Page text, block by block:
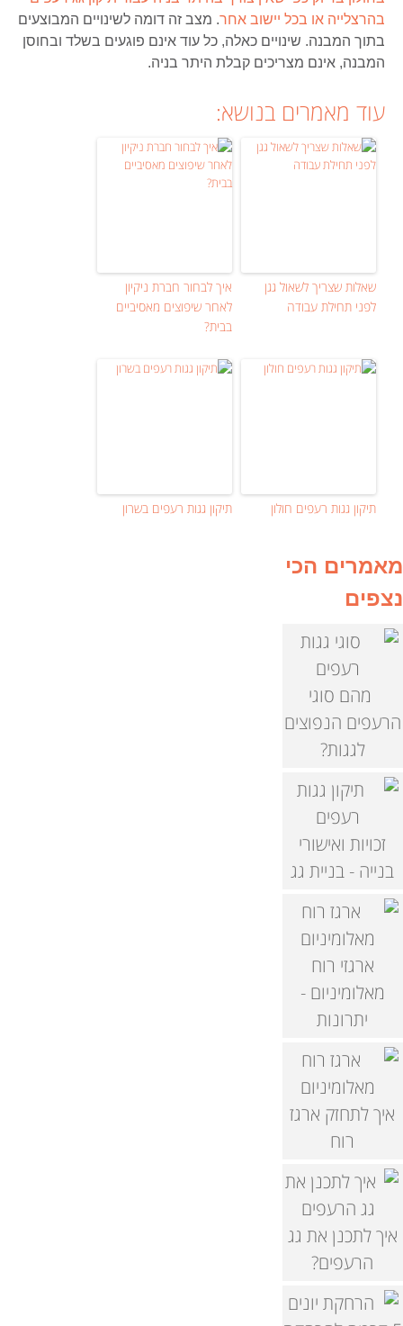
בהרצלייה או בכל יישוב אחר. מצב זה דומה לשינויים המבוצעים
בתוך המבנה. שינויים כאלה, כל עוד אינם פוגעים בשלד ובחוסן
המבנה, אינם מצריכים קבלת היתר בניה.
עוד מאמרים בנושא:
שאלות שצריך לשאול גגן
לפני תחילת עבודה
איך לבחור חברת ניקיון
לאחר שיפוצים מאסיביים
בבית?
תיקון גגות רעפים חולון תיקון גגות רעפים בשרון
מאמרים הכי
נצפים
מהם סוגי
הרעפים הנפוצים
לגגות?
זכויות ואישורי
בנייה - בניית גג
ארגזי רוח
מאלומיניום -
יתרונות
איך לתחזק ארגז
רוח
איך לתכנן את גג
הרעפים?